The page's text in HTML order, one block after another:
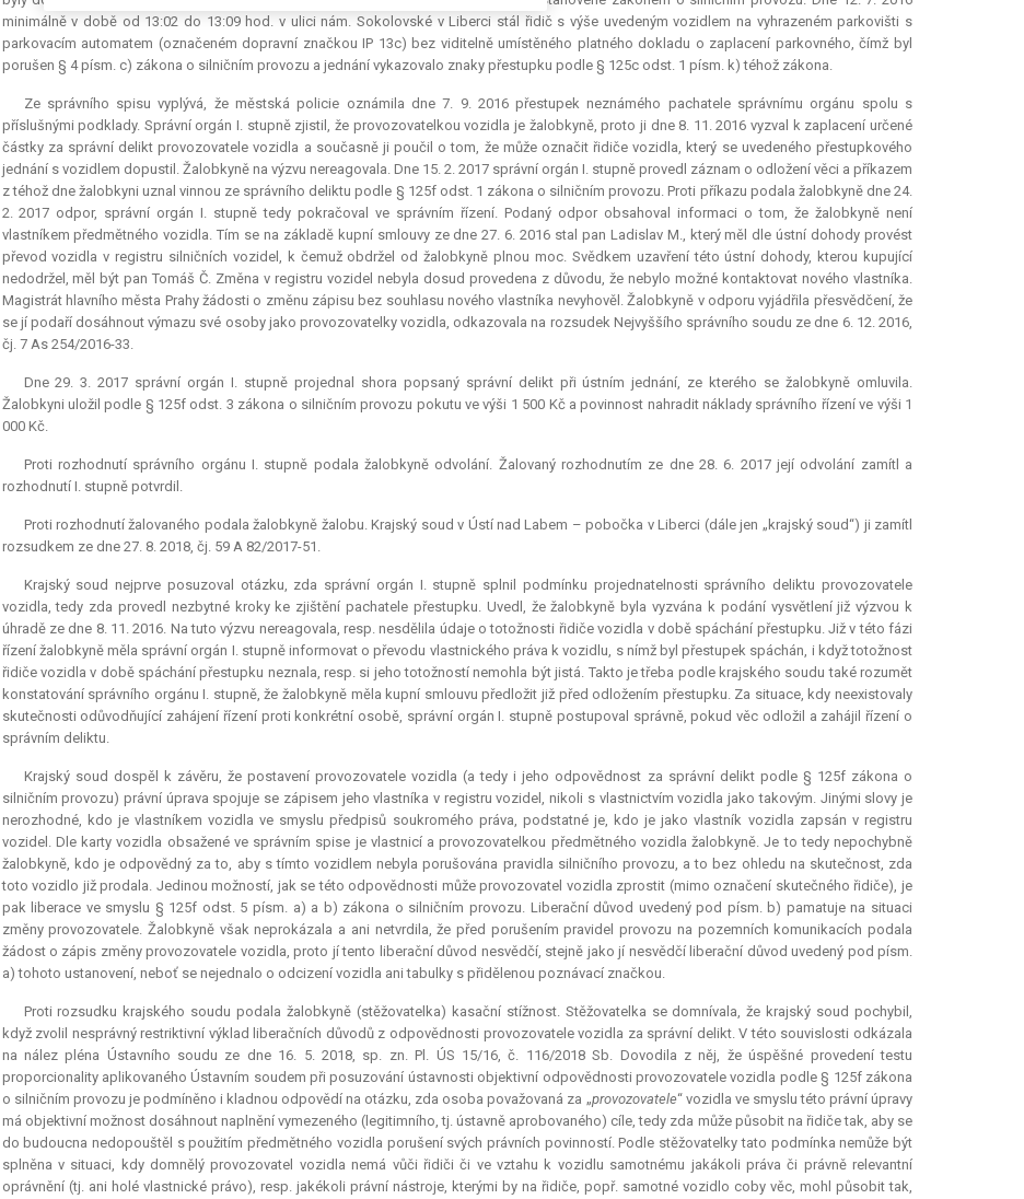
minimálně v době od 13:02 do 13:09 hod. v ulici nám. Sokolovské v Liberci stál řidič s výše uvedeným vozidlem na vyhrazeném parkovišti s
parkovacím automatem (označeném dopravní značkou IP 13c) bez viditelně umístěného platného dokladu o zaplacení parkovného, čímž byl
porušen § 4 písm. c) zákona o silničním provozu a jednání vykazovalo znaky přestupku podle § 125c odst. 1 písm. k) téhož zákona.
Ze správního spisu vyplývá, že městská policie oznámila dne 7. 9. 2016 přestupek neznámého pachatele správnímu orgánu spolu s
příslušnými podklady. Správní orgán I. stupně zjistil, že provozovatelkou vozidla je žalobkyně, proto ji dne 8. 11. 2016 vyzval k zaplacení určené
částky za správní delikt provozovatele vozidla a současně ji poučil o tom, že může označit řidiče vozidla, který se uvedeného přestupkového
jednání s vozidlem dopustil. Žalobkyně na výzvu nereagovala. Dne 15. 2. 2017 správní orgán I. stupně provedl záznam o odložení věci a příkazem
z téhož dne žalobkyni uznal vinnou ze správního deliktu podle § 125f odst. 1 zákona o silničním provozu. Proti příkazu podala žalobkyně dne 24.
2. 2017 odpor, správní orgán I. stupně tedy pokračoval ve správním řízení. Podaný odpor obsahoval informaci o tom, že žalobkyně není
vlastníkem předmětného vozidla. Tím se na základě kupní smlouvy ze dne 27. 6. 2016 stal pan Ladislav M., který měl dle ústní dohody provést
převod vozidla v registru silničních vozidel, k čemuž obdržel od žalobkyně plnou moc. Svědkem uzavření této ústní dohody, kterou kupující
nedodržel, měl být pan Tomáš Č. Změna v registru vozidel nebyla dosud provedena z důvodu, že nebylo možné kontaktovat nového vlastníka.
Magistrát hlavního města Prahy žádosti o změnu zápisu bez souhlasu nového vlastníka nevyhověl. Žalobkyně v odporu vyjádřila přesvědčení, že
se jí podaří dosáhnout výmazu své osoby jako provozovatelky vozidla, odkazovala na rozsudek Nejvyššího správního soudu ze dne 6. 12. 2016,
čj. 7 As 254/2016-33.
Dne 29. 3. 2017 správní orgán I. stupně projednal shora popsaný správní delikt při ústním jednání, ze kterého se žalobkyně omluvila.
Žalobkyni uložil podle § 125f odst. 3 zákona o silničním provozu pokutu ve výši 1 500 Kč a povinnost nahradit náklady správního řízení ve výši 1
000 Kč.
Proti rozhodnutí správního orgánu I. stupně podala žalobkyně odvolání. Žalovaný rozhodnutím ze dne 28. 6. 2017 její odvolání zamítl a
rozhodnutí I. stupně potvrdil.
Proti rozhodnutí žalovaného podala žalobkyně žalobu. Krajský soud v Ústí nad Labem – pobočka v Liberci (dále jen „krajský soud“) ji zamítl
rozsudkem ze dne 27. 8. 2018, čj. 59 A 82/2017-51.
Krajský soud nejprve posuzoval otázku, zda správní orgán I. stupně splnil podmínku projednatelnosti správního deliktu provozovatele
vozidla, tedy zda provedl nezbytné kroky ke zjištění pachatele přestupku. Uvedl, že žalobkyně byla vyzvána k podání vysvětlení již výzvou k
úhradě ze dne 8. 11. 2016. Na tuto výzvu nereagovala, resp. nesdělila údaje o totožnosti řidiče vozidla v době spáchání přestupku. Již v této fázi
řízení žalobkyně měla správní orgán I. stupně informovat o převodu vlastnického práva k vozidlu, s nímž byl přestupek spáchán, i když totožnost
řidiče vozidla v době spáchání přestupku neznala, resp. si jeho totožností nemohla být jistá. Takto je třeba podle krajského soudu také rozumět
konstatování správního orgánu I. stupně, že žalobkyně měla kupní smlouvu předložit již před odložením přestupku. Za situace, kdy neexistovaly
skutečnosti odůvodňující zahájení řízení proti konkrétní osobě, správní orgán I. stupně postupoval správně, pokud věc odložil a zahájil řízení o
správním deliktu.
Krajský soud dospěl k závěru, že postavení provozovatele vozidla (a tedy i jeho odpovědnost za správní delikt podle § 125f zákona o
silničním provozu) právní úprava spojuje se zápisem jeho vlastníka v registru vozidel, nikoli s vlastnictvím vozidla jako takovým. Jinými slovy je
nerozhodné, kdo je vlastníkem vozidla ve smyslu předpisů soukromého práva, podstatné je, kdo je jako vlastník vozidla zapsán v registru
vozidel. Dle karty vozidla obsažené ve správním spise je vlastnicí a provozovatelkou předmětného vozidla žalobkyně. Je to tedy nepochybně
žalobkyně, kdo je odpovědný za to, aby s tímto vozidlem nebyla porušována pravidla silničního provozu, a to bez ohledu na skutečnost, zda
toto vozidlo již prodala. Jedinou možností, jak se této odpovědnosti může provozovatel vozidla zprostit (mimo označení skutečného řidiče), je
pak liberace ve smyslu § 125f odst. 5 písm. a) a b) zákona o silničním provozu. Liberační důvod uvedený pod písm. b) pamatuje na situaci
změny provozovatele. Žalobkyně však neprokázala a ani netvrdila, že před porušením pravidel provozu na pozemních komunikacích podala
žádost o zápis změny provozovatele vozidla, proto jí tento liberační důvod nesvědčí, stejně jako jí nesvědčí liberační důvod uvedený pod písm.
a) tohoto ustanovení, neboť se nejednalo o odcizení vozidla ani tabulky s přidělenou poznávací značkou.
Proti rozsudku krajského soudu podala žalobkyně (stěžovatelka) kasační stížnost. Stěžovatelka se domnívala, že krajský soud pochybil,
když zvolil nesprávnýrestriktivní výklad liberačních důvodů z odpovědnosti provozovatele vozidla za správní delikt. V této souvislosti odkázala
na nález pléna Ústavního soudu ze dne 16. 5. 2018, sp. zn. Pl. ÚS 15/16, č. 116/2018 Sb. Dovodila z něj, že úspěšné provedení testu
proporcionality aplikovaného Ústavním soudem při posuzování ústavnosti objektivní odpovědnosti provozovatele vozidla podle § 125f zákona
o silničním provozu je podmíněno i kladnou odpovědí na otázku, zda osoba považovaná za „provozovatele“ vozidla ve smyslu této právní úpravy
má objektivní možnost dosáhnout naplnění vymezeného (legitimního, tj. ústavně aprobovaného) cíle, tedy zda může působit na řidiče tak, aby se
do budoucna nedopouštěl s použitím předmětného vozidla porušení svých právních povinností. Podle stěžovatelky tato podmínka nemůže být
splněna v situaci, kdy domnělý provozovatel vozidla nemá vůči řidiči či ve vztahu k vozidlu samotnému jakákoli práva či právně relevantní
oprávnění (tj. ani holé vlastnické právo), resp. jakékoli právní nástroje, kterými by na řidiče, popř. samotné vozidlo coby věc, mohl působit tak,